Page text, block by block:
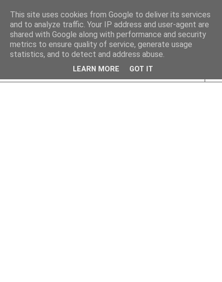
This site uses cookies from Google to deliver its services
and to analyze traffic. Your IP address and user-agent are
shared with Google along with performance and security
metrics to ensure quality of service, generate usage
statistics, and to detect and address abuse.
LEARN MORE GOT IT